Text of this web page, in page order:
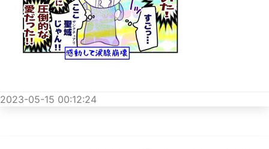
2023-05-15 00:12:24